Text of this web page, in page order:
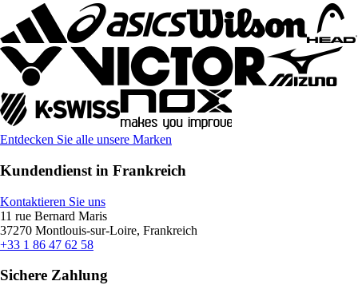
Entdecken Sie alle unsere Marken
Kundendienst in Frankreich
Kontaktieren Sie uns
11 rue Bernard Maris
37270 Montlouis-sur-Loire, Frankreich
+33 1 86 47 62 58
Sichere Zahlung